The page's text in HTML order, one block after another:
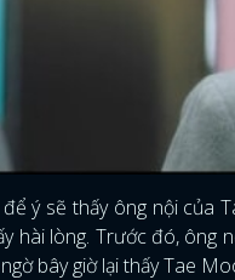
ý sẽ thấy ông nội của
hài lòng. Trước đó, ông
bây giờ lại thấy Tae